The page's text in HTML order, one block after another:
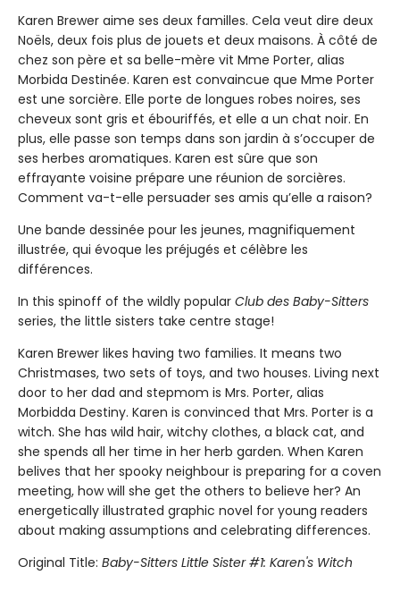
Karen Brewer aime ses deux familles. Cela veut dire deux
Noëls, deux fois plus de jouets et deux maisons. À côté de
chez son père et sa belle-mère vit Mme Porter, alias
Morbida Destinée. Karen est convaincue que Mme Porter
est une sorcière. Elle porte de longues robes noires, ses
cheveux sont gris et ébouriffés, et elle a un chat noir. En
plus, elle passe son temps dans son jardin à s’occuper de
ses herbes aromatiques. Karen est sûre que son
effrayante voisine prépare une réunion de sorcières.
Comment va-t-elle persuader ses amis qu’elle a raison?
Une bande dessinée pour les jeunes, magnifiquement
illustrée, qui évoque les préjugés et célèbre les
différences.
In this spinoff of the wildly popular Club des Baby-Sitters
series, the little sisters take centre stage!
Karen Brewer likes having two families. It means two
Christmases, two sets of toys, and two houses. Living next
door to her dad and stepmom is Mrs. Porter, alias
Morbidda Destiny. Karen is convinced that Mrs. Porter is a
witch. She has wild hair, witchy clothes, a black cat, and
she spends all her time in her herb garden. When Karen
belives that her spooky neighbour is preparing for a coven
meeting, how will she get the others to believe her? An
energetically illustrated graphic novel for young readers
about making assumptions and celebrating differences.
Original Title: Baby-Sitters Little Sister #1: Karen's Witch